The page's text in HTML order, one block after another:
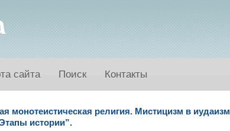
сайта Поиск Контакты
монотеистическая религия. Мистицизм в
истории”.